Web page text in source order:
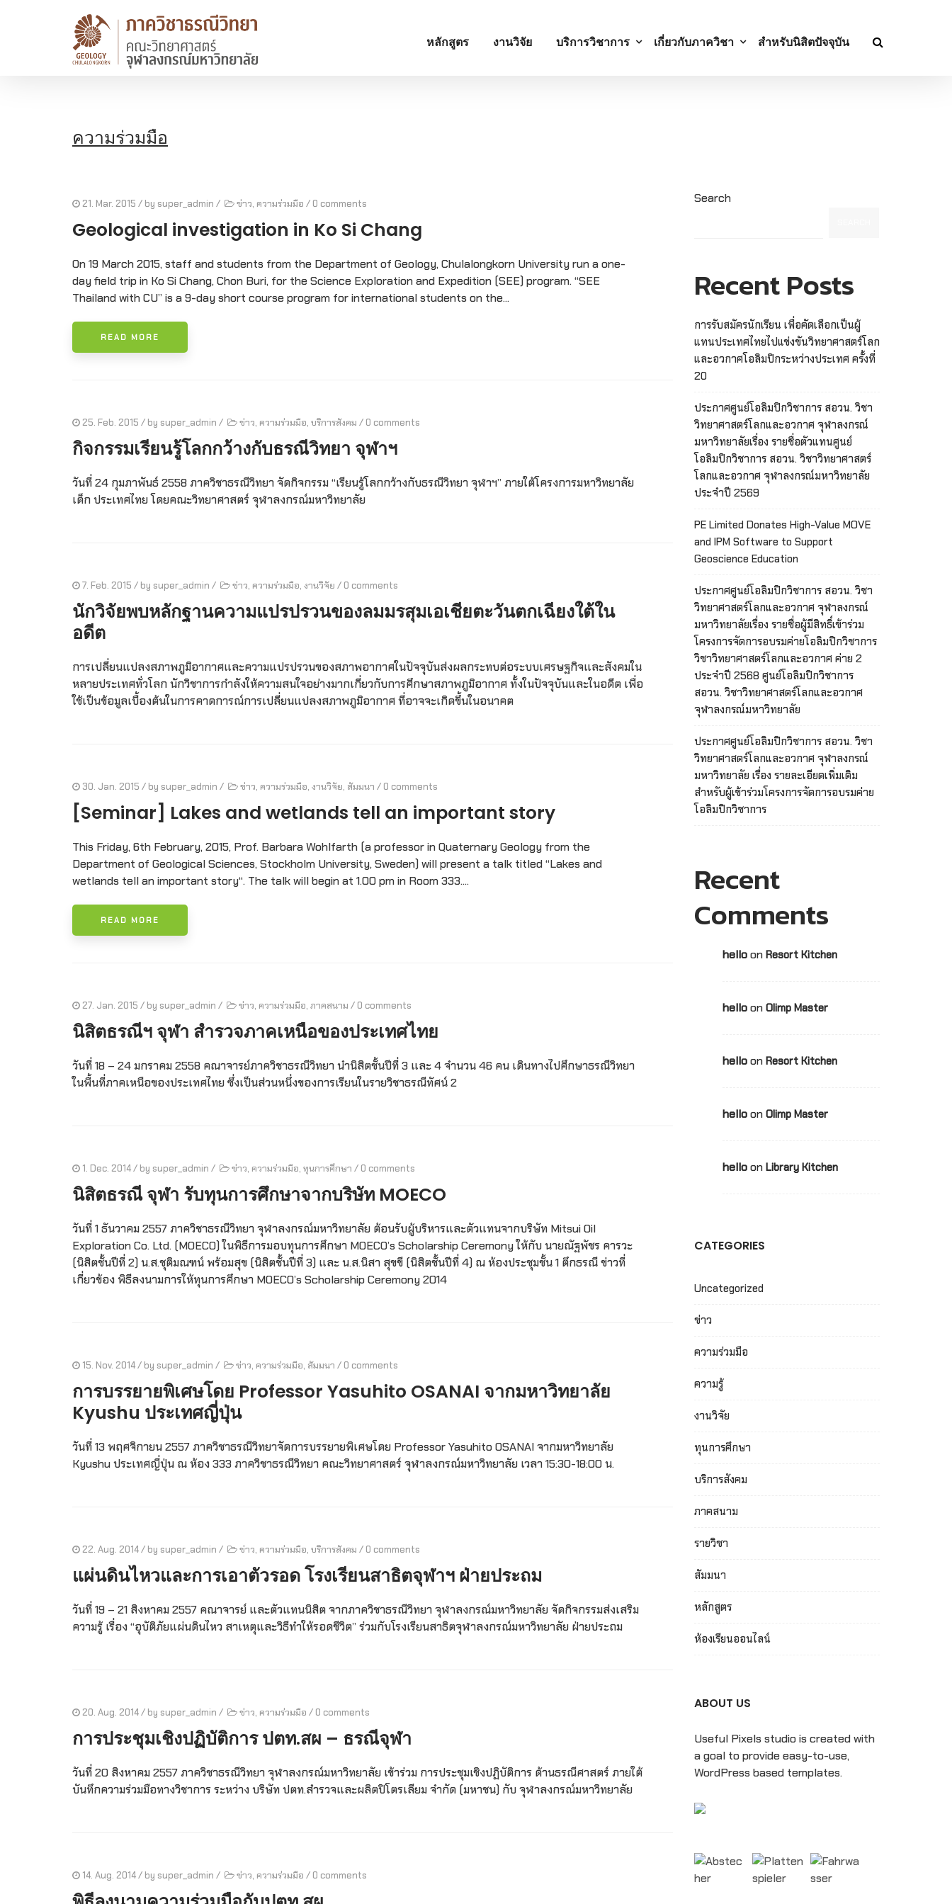
หลักสูตร งานวิจัย บริการวิชาการ เกี่ยวกับภาควิชา สำหรับนิสิตปัจจุบัน
ความร่วมมือ
21. Mar. 2015 / by super_admin / ข่าว, ความร่วมมือ / 0 comments
Geological investigation in Ko Si Chang
On 19 March 2015, staff and students from the Department of Geology, Chulalongkorn University run a one-
day field trip in Ko Si Chang, Chon Buri, for the Science Exploration and Expedition (SEE) program. “SEE
Thailand with CU” is a 9-day short course program for international students on the...
READ MORE
25. Feb. 2015 / by super_admin / ข่าว, ความร่วมมือ, บริการสังคม / 0 comments
กิจกรรมเรียนรู้โลกกว้างกับธรณีวิทยา จุฬาฯ
วันที่ 24 กุมภาพันธ์ 2558 ภาควิชาธรณีวิทยา จัดกิจกรรม “เรียนรู้โลกกว้างกับธรณีวิทยา จุฬาฯ” ภายใต้โครงการมหาวิทยาลัย
เด็ก ประเทศไทย โดยคณะวิทยาศาสตร์ จุฬาลงกรณ์มหาวิทยาลัย
7. Feb. 2015 / by super_admin / ข่าว, ความร่วมมือ, งานวิจัย / 0 comments
นักวิจัยพบหลักฐานความแปรปรวนของลมมรสุมเอเชียตะวันตกเฉียงใต้ใน
อดีต
การเปลี่ยนแปลงสภาพภูมิอากาศและความแปรปรวนของสภาพอากาศในปัจจุบันส่งผลกระทบต่อระบบเศรษฐกิจและสังคมใน
หลายประเทศทั่วโลก นักวิชาการกำลังให้ความสนใจอย่างมากเกี่ยวกับการศึกษาสภาพภูมิอากาศ ทั้งในปัจจุบันและในอดีต เพื่อ
ใช้เป็นข้อมูลเบื้องต้นในการคาดการณ์การเปลี่ยนแปลงสภาพภูมิอากาศ ที่อาจจะเกิดขึ้นในอนาคต
30. Jan. 2015 / by super_admin / ข่าว, ความร่วมมือ, งานวิจัย, สัมมนา / 0 comments
[Seminar] Lakes and wetlands tell an important story
This Friday, 6th February, 2015, Prof. Barbara Wohlfarth (a professor in Quaternary Geology from the
Department of Geological Sciences, Stockholm University, Sweden) will present a talk titled “Lakes and
wetlands tell an important story“. The talk will begin at 1.00 pm in Room 333....
READ MORE
27. Jan. 2015 / by super_admin / ข่าว, ความร่วมมือ, ภาคสนาม / 0 comments
นิสิตธรณีฯ จุฬา สำรวจภาคเหนือของประเทศไทย
วันที่ 18 – 24 มกราคม 2558 คณาจารย์ภาควิชาธรณีวิทยา นำนิสิตชั้นปีที่ 3 และ 4 จำนวน 46 คน เดินทางไปศึกษาธรณีวิทยา
ในพื้นที่ภาคเหนือของประเทศไทย ซึ่งเป็นส่วนหนึ่งของการเรียนในรายวิชาธรณีทัศน์ 2
1. Dec. 2014/ by super_admin / ข่าว, ความร่วมมือ, ทุนการศึกษา / 0 comments
นิสิตธรณี จุฬา รับทุนการศึกษาจากบริษัท MOECO
วันที่ 1 ธันวาคม 2557 ภาควิชาธรณีวิทยา จุฬาลงกรณ์มหาวิทยาลัย ต้อนรับผู้บริหารและตัวแทนจากบริษัท Mitsui Oil
Exploration Co. Ltd. (MOECO) ในพิธีการมอบทุนการศึกษา MOECO’s Scholarship Ceremony ให้กับ นายณัฐพัชร คารวะ
(นิสิตชั้นปีที่ 2) น.ส.ชุติมณฑน์ พร้อมสุข (นิสิตชั้นปีที่ 3) และ น.ส.นิสา สุขขี (นิสิตชั้นปีที่ 4) ณ ห้องประชุมชั้น 1 ตึกธรณี ข่าวที่
เกี่ยวข้อง พิธีลงนามการให้ทุนการศึกษา MOECO’s Scholarship Ceremony 2014
15. Nov. 2014/ by super_admin / ข่าว, ความร่วมมือ, สัมมนา / 0 comments
การบรรยายพิเศษโดย Professor Yasuhito OSANAI จากมหาวิทยาลัย
Kyushu ประเทศญี่ปุ่น
วันที่ 13 พฤศจิกายน 2557 ภาควิชาธรณีวิทยาจัดการบรรยายพิเศษโดย Professor Yasuhito OSANAI จากมหาวิทยาลัย
Kyushu ประเทศญี่ปุ่น ณ ห้อง 333 ภาควิชาธรณีวิทยา คณะวิทยาศาสตร์ จุฬาลงกรณ์มหาวิทยาลัย เวลา 15:30-18:00 น.
22. Aug. 2014/ by super_admin / ข่าว, ความร่วมมือ, บริการสังคม / 0 comments
แผ่นดินไหวและการเอาตัวรอด โรงเรียนสาธิตจุฬาฯ ฝ่ายประถม
วันที่ 19 – 21 สิงหาคม 2557 คณาจารย์ และตัวแทนนิสิต จากภาควิชาธรณีวิทยา จุฬาลงกรณ์มหาวิทยาลัย จัดกิจกรรมส่งเสริม
ความรู้ เรื่อง “อุบัติภัยแผ่นดินไหว สาเหตุและวิธีทำให้รอดชีวิต” ร่วมกับโรงเรียนสาธิตจุฬาลงกรณ์มหาวิทยาลัย ฝ่ายประถม
20. Aug. 2014/ by super_admin / ข่าว, ความร่วมมือ / 0 comments
การประชุมเชิงปฏิบัติการ ปตท.สผ – ธรณีจุฬา
วันที่ 20 สิงหาคม 2557 ภาควิชาธรณีวิทยา จุฬาลงกรณ์มหาวิทยาลัย เข้าร่วม การประชุมเชิงปฏิบัติการ ด้านธรณีศาสตร์ ภายใต้
บันทึกความร่วมมือทางวิชาการ ระหว่าง บริษัท ปตท.สำรวจและผลิตปิโตรเลียม จำกัด (มหาชน) กับ จุฬาลงกรณ์มหาวิทยาลัย
14. Aug. 2014/ by super_admin / ข่าว, ความร่วมมือ / 0 comments
Search
Recent Posts
การรับสมัครนักเรียน เพื่อคัดเลือกเป็นผู้
แทนประเทศไทยไปแข่งขันวิทยาศาสตร์โลก
และอวกาศโอลิมปิกระหว่างประเทศ ครั้งที่
20
ประกาศศูนย์โอลิมปิกวิชาการ สอวน. วิชา
วิทยาศาสตร์โลกและอวกาศ จุฬาลงกรณ์
มหาวิทยาลัยเรื่อง รายชื่อตัวแทนศูนย์
โอลิมปิกวิชาการ สอวน. วิชาวิทยาศาสตร์
โลกและอวกาศ จุฬาลงกรณ์มหาวิทยาลัย
ประจำปี 2569
PE Limited Donates High-Value MOVE
and IPM Software to Support
Geoscience Education
ประกาศศูนย์โอลิมปิกวิชาการ สอวน. วิชา
วิทยาศาสตร์โลกและอวกาศ จุฬาลงกรณ์
มหาวิทยาลัยเรื่อง รายชื่อผู้มีสิทธิ์เข้าร่วม
โครงการจัดการอบรมค่ายโอลิมปิกวิชาการ
วิชาวิทยาศาสตร์โลกและอวกาศ ค่าย 2
ประจำปี 2568 ศูนย์โอลิมปิกวิชาการ
สอวน. วิชาวิทยาศาสตร์โลกและอวกาศ
จุฬาลงกรณ์มหาวิทยาลัย
ประกาศศูนย์โอลิมปิกวิชาการ สอวน. วิชา
วิทยาศาสตร์โลกและอวกาศ จุฬาลงกรณ์
มหาวิทยาลัย เรื่อง รายละเอียดเพิ่มเติม
สำหรับผู้เข้าร่วมโครงการจัดการอบรมค่าย
โอลิมปิกวิชาการ
Recent
Comments
helloon Resort Kitchen
helloon Olimp Master
helloon Resort Kitchen
helloon Olimp Master
helloon Library Kitchen
CATEGORIES
Uncategorized
ข่าว
ความร่วมมือ
ความรู้
งานวิจัย
ทุนการศึกษา
บริการสังคม
ภาคสนาม
รายวิชา
สัมมนา
หลักสูตร
ห้องเรียนออนไลน์
ABOUT US
Useful Pixels studio is created with
a goal to provide easy-to-use,
WordPress based templates.